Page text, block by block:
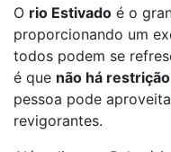
O rio Estivado é o
proporcionando um
todos podem se
é que não há
pessoa pode
revigorantes.